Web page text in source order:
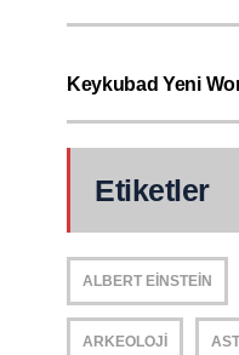
Keykubad Yeni
Etiketler
ALBERT EINSTEIN
ARKEOLOJI